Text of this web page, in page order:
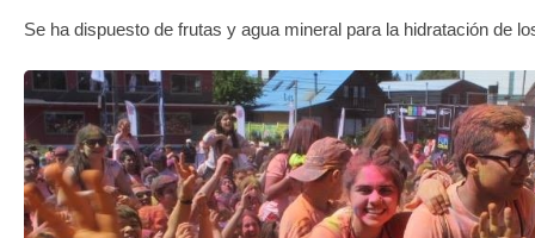
Se ha dispuesto de frutas y agua mineral para la hidratación de